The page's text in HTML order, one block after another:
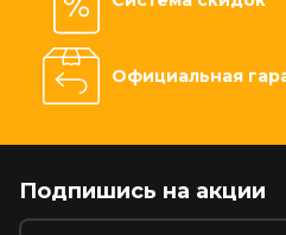
Официальная
Подпишись на акции